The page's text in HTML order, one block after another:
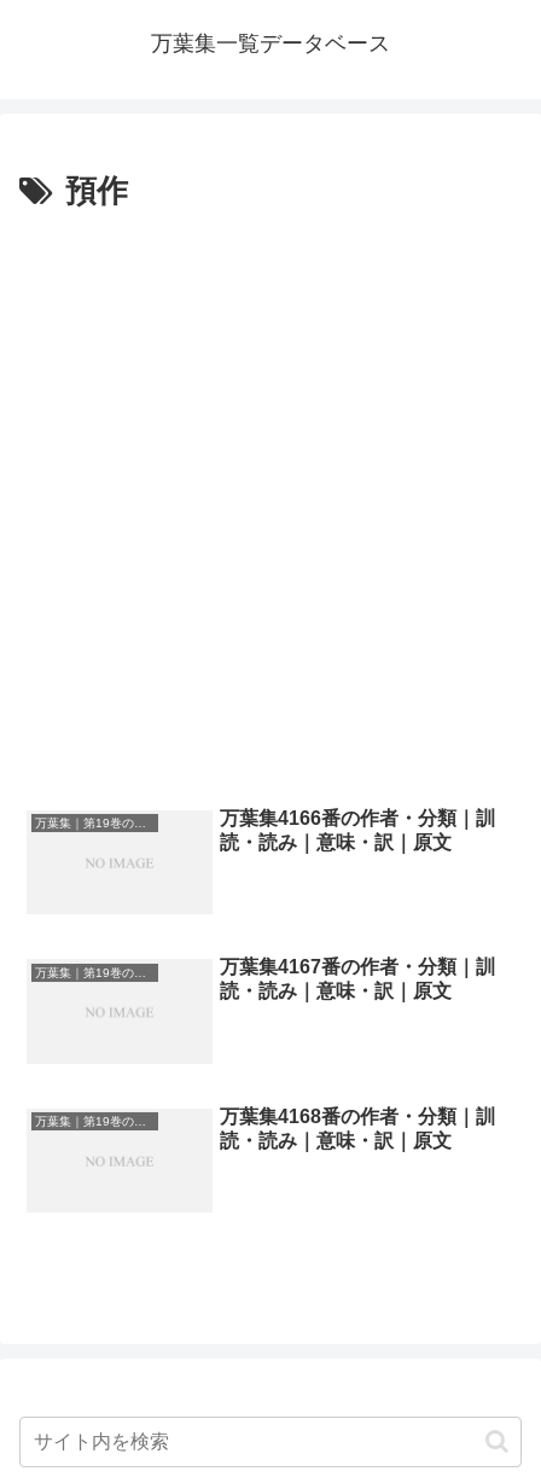
万葉集一覧データベース
預作
万葉集｜第19巻の和歌一覧
万葉集4166番の作者・分類｜訓
読・読み｜意味・訳｜原文
万葉集｜第19巻の和歌一覧
万葉集4167番の作者・分類｜訓
読・読み｜意味・訳｜原文
万葉集｜第19巻の和歌一覧
万葉集4168番の作者・分類｜訓
読・読み｜意味・訳｜原文